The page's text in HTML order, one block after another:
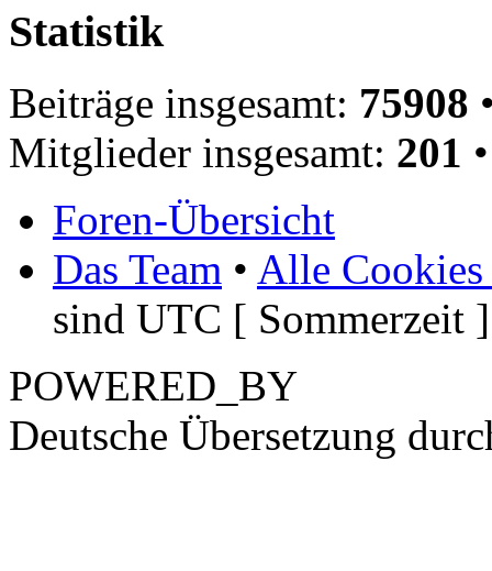
Statistik
Beiträge insgesamt: 75908
Mitglieder insgesamt: 201
Foren-Übersicht
Das Team • Alle Cookies
sind UTC [ Sommerzeit ]
POWERED_BY
Deutsche Übersetzung